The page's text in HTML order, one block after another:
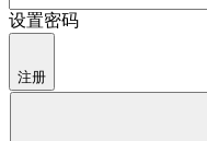
设置密码
注册